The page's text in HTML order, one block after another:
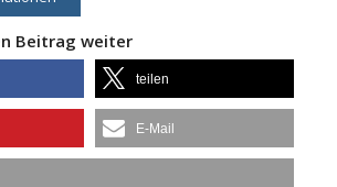
Beitrag weiter
teilen
E-Mail